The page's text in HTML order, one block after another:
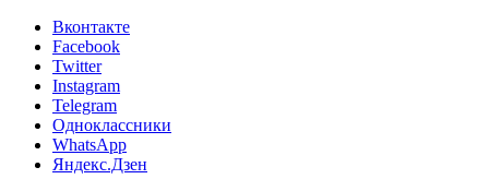
Вконтакте
Facebook
Twitter
Instagram
Telegram
Одноклассники
WhatsApp
Яндекс.Дзен